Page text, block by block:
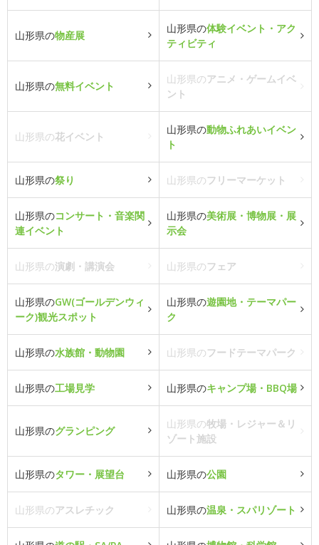
山形県の物産展
山形県の体験イベント・アク
ティビティ
山形県の無料イベント
山形県のアニメ・ゲームイベ
ント
山形県の花イベント
山形県の動物ふれあいイベン
ト
山形県の祭り 山形県のフリーマーケット
山形県のコンサート・音楽関
連イベント
山形県の美術展・博物展・展
示会
山形県の演劇・講演会 山形県のフェア
山形県のGW(ゴールデンウィ
ーク)観光スポット
山形県の遊園地・テーマパー
ク
山形県の水族館・動物園 山形県のフードテーマパーク
山形県の工場見学 山形県のキャンプ場・BBQ場
山形県のグランピング
山形県の牧場・レジャー＆リ
ゾート施設
山形県のタワー・展望台 山形県の公園
山形県のアスレチック 山形県の温泉・スパリゾート